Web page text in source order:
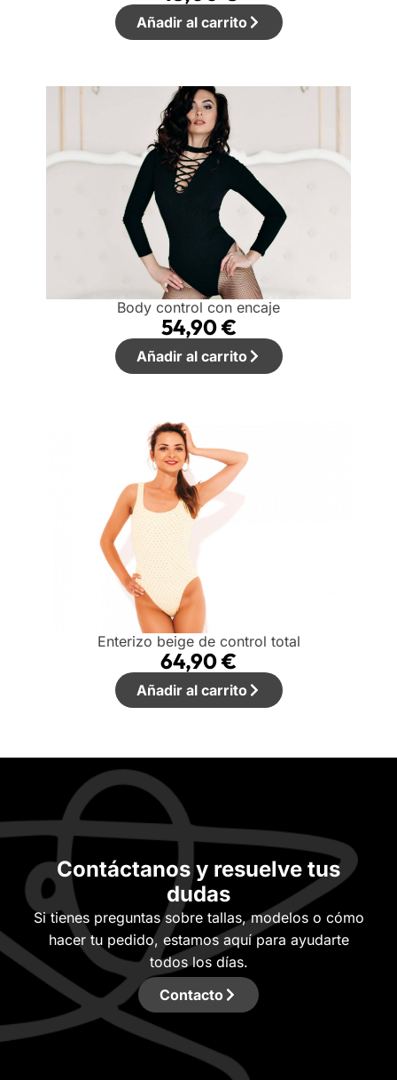
Añadir al carrito
Body control con encaje
54,90€
Añadir al carrito
Enterizo beige de control total
64,90€
Añadir al carrito
Contáctanos y resuelve tus
dudas
Si tienes preguntas sobre tallas, modelos o cómo
hacer tu pedido, estamos aquí para ayudarte
todos los días.
Contacto